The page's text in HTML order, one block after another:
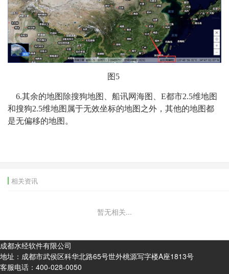
图5
6.其余的地图除搜狗地图、船讯网海图、E都市2.5维地图
和搜狗2.5维地图属于无效坐标的地图之外，其他的地图都
是无偏移的地图。
相关资讯
暂无相关...
成都水经软件有限公司
地址：成都市武侯区科华北路65号世外桃源写字楼A座1813号
客服电话： 400-028-0050